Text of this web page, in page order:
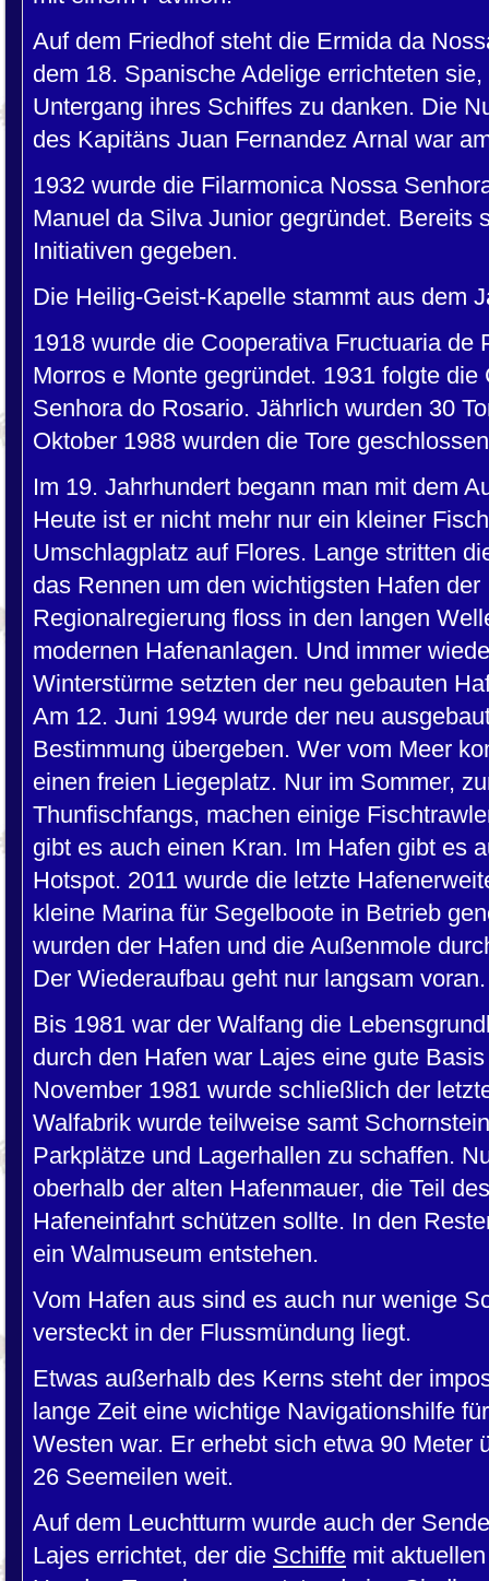
Auf dem Friedhof steht die Ermida da
dem 18. Spanische Adelige errichteten
Untergang ihres Schiffes zu danken. Die
des Kapitäns Juan Fernandez Arnal war
1932 wurde die Filarmonica Nossa
Manuel da Silva Junior gegründet. Bereits
Initiativen gegeben.
Die Heilig-Geist-Kapelle stammt aus dem
1918 wurde die Cooperativa Fructuaria de
Morros e Monte gegründet. 1931 folgte
Senhora do Rosario. Jährlich wurden 30
Oktober 1988 wurden die Tore
Im 19. Jahrhundert begann man mit dem
Heute ist er nicht mehr nur ein kleiner
Umschlagplatz auf Flores. Lange stritten
das Rennen um den wichtigsten Hafen
Regionalregierung floss in den langen
modernen Hafenanlagen. Und immer
Winterstürme setzten der neu gebauten
Am 12. Juni 1994 wurde der neu
Bestimmung übergeben. Wer vom Meer
einen freien Liegeplatz. Nur im Sommer,
Thunfischfangs, machen einige
gibt es auch einen Kran. Im Hafen gibt es
Hotspot. 2011 wurde die letzte
kleine Marina für Segelboote in Betrieb
wurden der Hafen und die Außenmole
Der Wiederaufbau geht nur langsam voran.
Bis 1981 war der Walfang die
durch den Hafen war Lajes eine gute
November 1981 wurde schließlich der
Walfabrik wurde teilweise samt
Parkplätze und Lagerhallen zu schaffen.
oberhalb der alten Hafenmauer, die Teil
Hafeneinfahrt schützen sollte. In den
ein Walmuseum entstehen.
Vom Hafen aus sind es auch nur wenige
versteckt in der Flussmündung liegt.
Etwas außerhalb des Kerns steht der
lange Zeit eine wichtige Navigationshilfe
Westen war. Er erhebt sich etwa 90 Meter
26 Seemeilen weit.
Auf dem Leuchtturm wurde auch der
Lajes errichtet, der die Schiffe mit